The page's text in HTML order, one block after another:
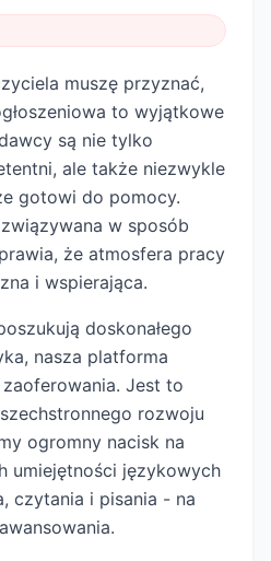
muszę przyznać,
to wyjątkowe
są nie tylko
ale także niezwykle
gotowi do pomocy.
w sposób
że atmosfera pracy
i wspierająca.
doskonałego
nasza platforma
Jest to
rozwoju
ogromny nacisk na
umiejętności językowych
czytania i pisania - na